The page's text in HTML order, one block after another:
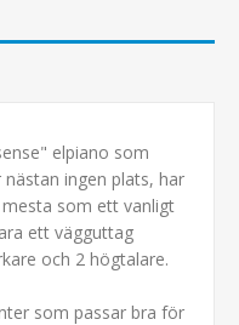
elpiano som
ingen plats, har
som ett vanligt
ett vägguttag
och 2 högtalare.
som passar bra för